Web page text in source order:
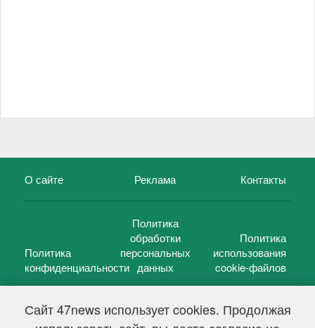
Сайт 47news использует cookies. Продолжая
О сайте Реклама Контакты
Политика
конфиденциальности
Политика
обработки
персональных
данных
Политика
использования
cookie-файлов